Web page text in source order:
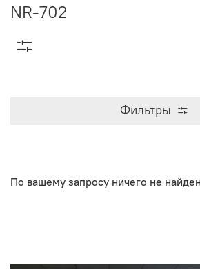
NR-702
Фильтры
По вашему запросу ничего не